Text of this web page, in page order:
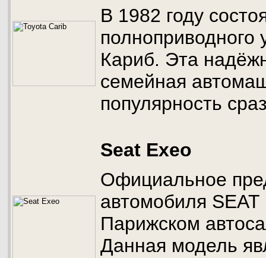
В 1982 году
полноприводного
Кариб. Эта
семейная
популярность
Seat Exeo
Официальное
автомобиля
Парижском
Данная модель